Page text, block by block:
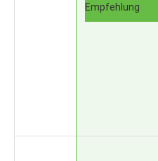
Empfehlung